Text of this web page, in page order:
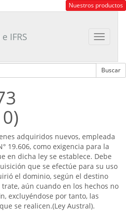
Nuestros productos
Toggle
IFRS
adquiridos nuevos, empleada
19.606, como exigencia para la
en dicha ley se establece. Debe
que se efectúe para su uso
el dominio, según el destino
aún cuando en los hechos no
excluyéndose por tanto, las
se realicen.(Ley Austral).